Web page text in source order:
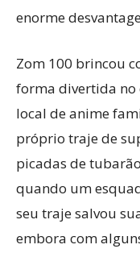
enorme
Zom 100 brincou
forma divertida no
local de anime
próprio traje de
picadas de
quando um
seu traje salvou
embora com